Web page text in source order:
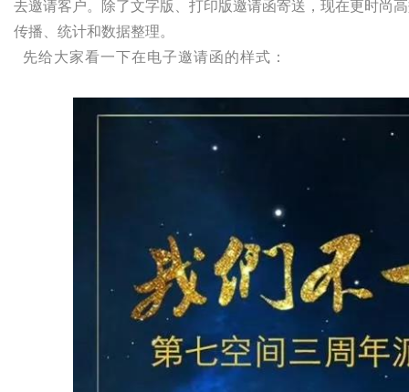
媒
去邀请客户。
除了文字版、打印版邀请函寄送，现在更时尚
传播、统计和数据整理。
先给大家看一下在电子邀请函的样式：